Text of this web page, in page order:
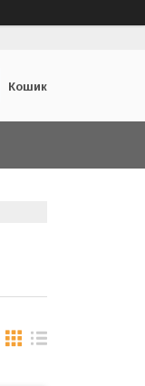
Кошик